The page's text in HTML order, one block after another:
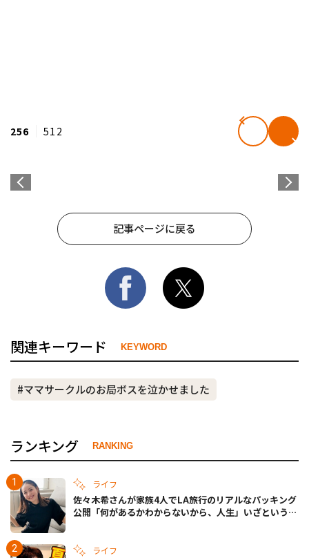
256 512
記事ページに戻る
関連キーワード KEYWORD
#ママサークルのお局ボスを泣かせました
ランキング RANKING
ライフ
佐々木希さんが家族4人でLA旅行のリアルなパッキング
公開「何があるかわからないから、人生」いざというと
ライフ